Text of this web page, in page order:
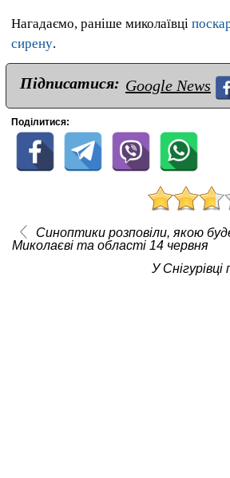
Нагадаємо, раніше миколаївці
сирену.
Підписатися: Google News
Поділитися:
Синоптики розповіли, якою
Миколаєві та області 14 червня
У